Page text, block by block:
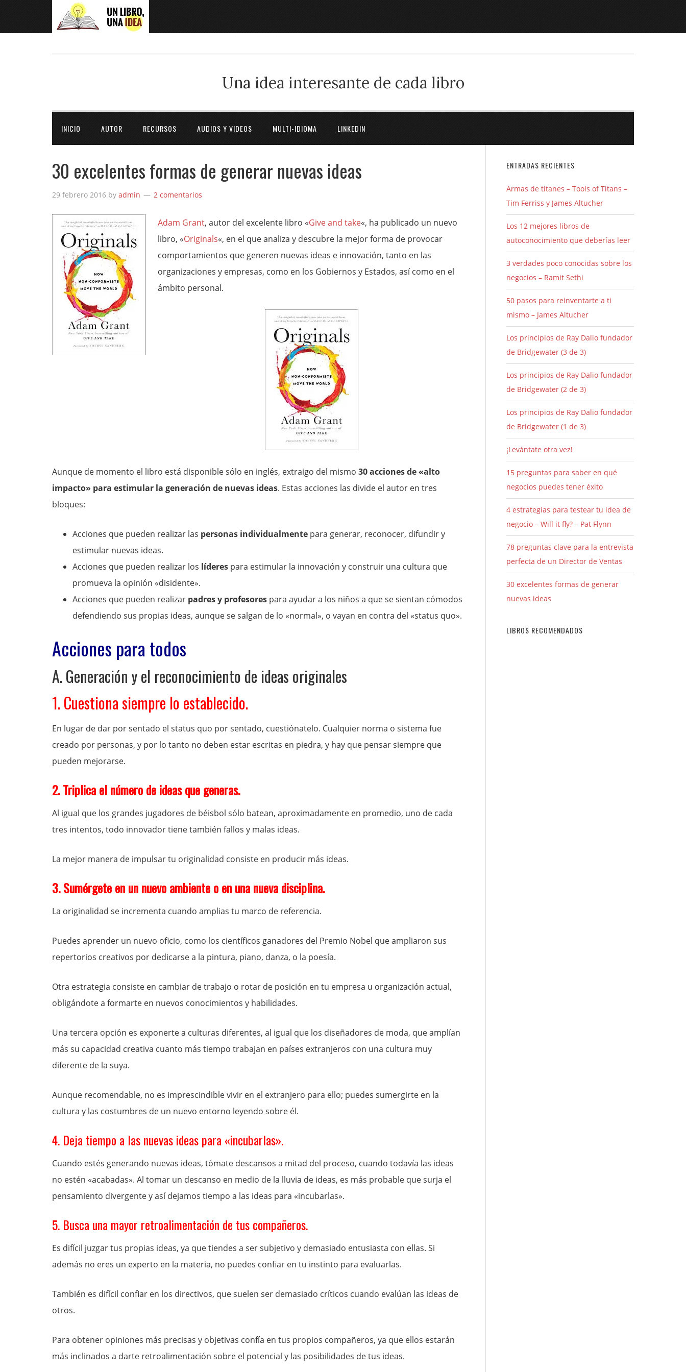
Una idea interesante de cada libro
INICIO AUTOR RECURSOS AUDIOS Y VIDEOS MULTI-IDIOMA LINKEDIN
30 excelentes formas de generar nuevas ideas
29 febrero 2016 by admin 2 comentarios
Adam Grant, autor del excelente libro «Give and take«, ha publicado un nuevo
libro, «Originals«, en el que analiza y descubre la mejor forma de provocar
comportamientos que generen nuevas ideas e innovación, tanto en las
organizaciones y empresas, como en los Gobiernos y Estados, así como en el
ámbito personal.
Aunque de momento el libro está disponible sólo en inglés, extraigo del mismo 30 acciones de «alto
impacto» para estimular la generación de nuevas ideas. Estas acciones las divide el autor en tres
bloques:
Acciones que pueden realizar las personas individualmente para generar, reconocer, difundir y
estimular nuevas ideas.
Acciones que pueden realizar los líderes para estimular la innovación y construir una cultura que
promueva la opinión «disidente».
Acciones que pueden realizar padres y profesores para ayudar a los niños a que se sientan cómodos
defendiendo sus propias ideas, aunque se salgan de lo «normal», o vayan en contra del «status quo».
Acciones para todos
A. Generación y el reconocimiento de ideas originales
1. Cuestiona siempre lo establecido.
En lugar de dar por sentado el status quo por sentado, cuestiónatelo. Cualquier norma o sistema fue
creado por personas, y por lo tanto no deben estar escritas en piedra, y hay que pensar siempre que
pueden mejorarse.
2. Triplica el número de ideas que generas.
Al igual que los grandes jugadores de béisbol sólo batean, aproximadamente en promedio, uno de cada
tres intentos, todo innovador tiene también fallos y malas ideas.
La mejor manera de impulsar tu originalidad consiste en producir más ideas.
3. Sumérgete en un nuevo ambiente o en una nueva disciplina.
La originalidad se incrementa cuando amplias tu marco de referencia.
Puedes aprender un nuevo oficio, como los científicos ganadores del Premio Nobel que ampliaron sus
repertorios creativos por dedicarse a la pintura, piano, danza, o la poesía.
Otra estrategia consiste en cambiar de trabajo o rotar de posición en tu empresa u organización actual,
obligándote a formarte en nuevos conocimientos y habilidades.
Una tercera opción es exponerte a culturas diferentes, al igual que los diseñadores de moda, que amplían
más su capacidad creativa cuanto más tiempo trabajan en países extranjeros con una cultura muy
diferente de la suya.
Aunque recomendable, no es imprescindible vivir en el extranjero para ello; puedes sumergirte en la
cultura y las costumbres de un nuevo entorno leyendo sobre él.
4. Deja tiempo a las nuevas ideas para «incubarlas».
Cuando estés generando nuevas ideas, tómate descansos a mitad del proceso, cuando todavía las ideas
no estén «acabadas». Al tomar un descanso en medio de la lluvia de ideas, es más probable que surja el
pensamiento divergente y así dejamos tiempo a las ideas para «incubarlas».
5. Busca una mayor retroalimentación de tus compañeros.
Es difícil juzgar tus propias ideas, ya que tiendes a ser subjetivo y demasiado entusiasta con ellas. Si
además no eres un experto en la materia, no puedes confiar en tu instinto para evaluarlas.
También es difícil confiar en los directivos, que suelen ser demasiado críticos cuando evalúan las ideas de
otros.
Para obtener opiniones más precisas y objetivas confía en tus propios compañeros, ya que ellos estarán
más inclinados a darte retroalimentación sobre el potencial y las posibilidades de tus ideas.
ENTRADAS RECIENTES
Armas de titanes – Tools of Titans –
Tim Ferriss y James Altucher
Los 12 mejores libros de
autoconocimiento que deberías leer
3 verdades poco conocidas sobre los
negocios – Ramit Sethi
50 pasos para reinventarte a ti
mismo – James Altucher
Los principios de Ray Dalio fundador
de Bridgewater (3 de 3)
Los principios de Ray Dalio fundador
de Bridgewater (2 de 3)
Los principios de Ray Dalio fundador
de Bridgewater (1 de 3)
¡Levántate otra vez!
15 preguntas para saber en qué
negocios puedes tener éxito
4 estrategias para testear tu idea de
negocio – Will it fly? – Pat Flynn
78 preguntas clave para la entrevista
perfecta de un Director de Ventas
30 excelentes formas de generar
nuevas ideas
LIBROS RECOMENDADOS